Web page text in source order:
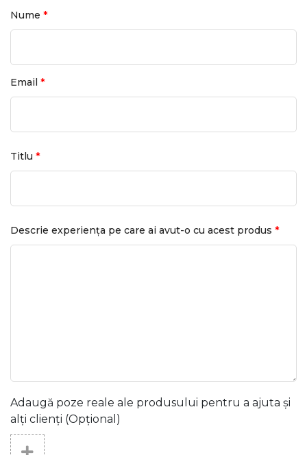
Nume *
Email *
Titlu *
Descrie experiența pe care ai avut-o cu acest produs *
Adaugă poze reale ale produsului pentru a ajuta și
alți clienți (Opțional)